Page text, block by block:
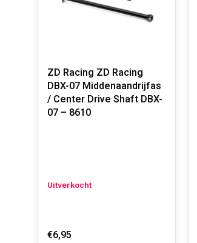
ZD Racing ZD Racing
DBX-07 Middenaandrijfas
/ Center Drive Shaft DBX-
07 – 8610
Uitverkocht
€6,95